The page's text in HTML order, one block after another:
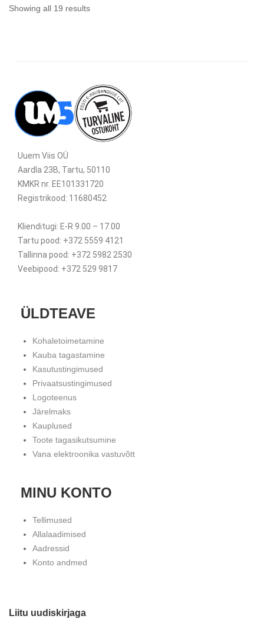
Showing all 19 results
Uuem Viis OÜ
Aardla 23B, Tartu, 50110
KMKR nr. EE101331720
Registrikood: 11680452
Klienditugi: E-R 9.00 – 17.00
Tartu pood: +372 5559 4121
Tallinna pood: +372 5982 2530
Veebipood: +372 529 9817
ÜLDTEAVE
Kohaletoimetamine
Kauba tagastamine
Kasutustingimused
Privaatsustingimused
Logoteenus
Järelmaks
Kauplused
Toote tagasikutsumine
Vana elektroonika vastuvõtt
MINU KONTO
Tellimused
Allalaadimised
Aadressid
Konto andmed
Liitu uudiskirjaga